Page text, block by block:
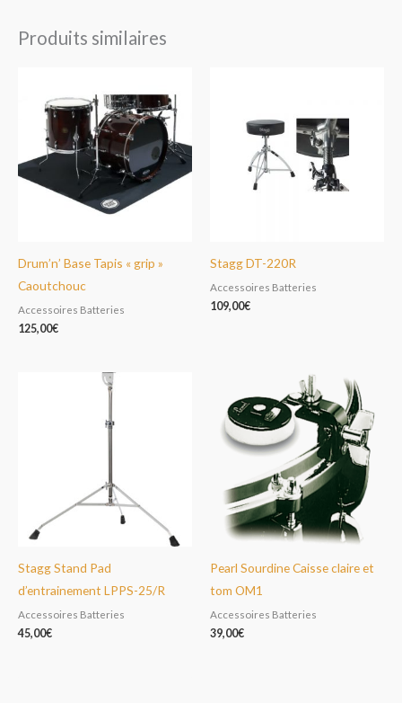
Produits similaires
Drum’n’ Base Tapis « grip »
Caoutchouc
Accessoires Batteries
125,00€
Stagg DT-220R
Accessoires Batteries
109,00€
Stagg Stand Pad
d’entrainement LPPS-25/R
Accessoires Batteries
45,00€
Pearl Sourdine Caisse claire et
tom OM1
Accessoires Batteries
39,00€